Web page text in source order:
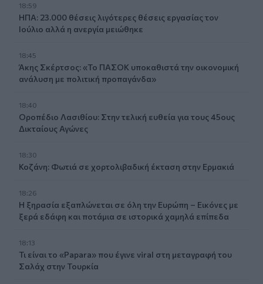
18:59
ΗΠΑ: 23.000 θέσεις λιγότερες θέσεις εργασίας τον
Ιούλιο αλλά η ανεργία μειώθηκε
18:45
Άκης Σκέρτσος: «Το ΠΑΣΟΚ υποκαθιστά την οικονομική
ανάλυση με πολιτική προπαγάνδα»
18:40
Οροπέδιο Λασιθίου: Στην τελική ευθεία για τους 45ους
Δικταίους Αγώνες
18:30
Κοζάνη: Φωτιά σε χορτολιβαδική έκταση στην Ερμακιά
18:26
Η ξηρασία εξαπλώνεται σε όλη την Ευρώπη – Εικόνες με
ξερά εδάφη και ποτάμια σε ιστορικά χαμηλά επίπεδα
18:13
Τι είναι το «Papara» που έγινε viral στη μεταγραφή του
Σαλάχ στην Τουρκία